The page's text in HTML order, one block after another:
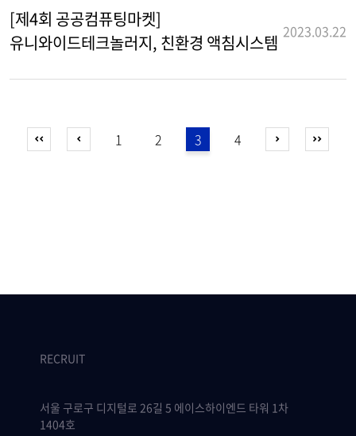
[제4회 공공컴퓨팅마켓]
유니와이드테크놀러지, 친환경 액침시스템 2023.03.22
1 2 3 4
RECRUIT
서울 구로구 디지털로 26길 5 에이스하이엔드 타워 1차
1404호